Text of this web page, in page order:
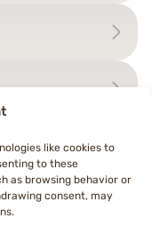
like cookies to
to these
as browsing behavior or
consent, may